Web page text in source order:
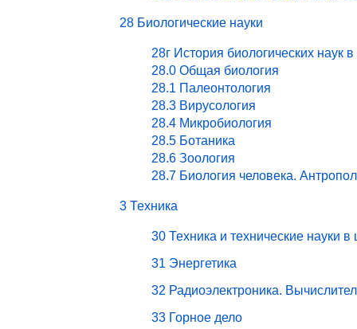
28 Биологические науки
28г История биологических наук
28.0 Общая биология
28.1 Палеонтология
28.3 Вирусология
28.4 Микробиология
28.5 Ботаника
28.6 Зоология
28.7 Биология человека.
3 Техника
30 Техника и технические науки в
31 Энергетика
32 Радиоэлектроника.
33 Горное дело